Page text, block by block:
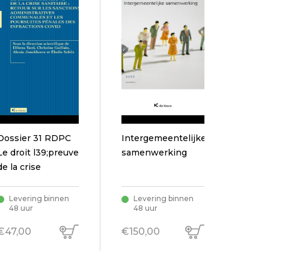
31 RDPC
droit l39;preuve
la crise
Levering binnen
48 uur
Intergemeentelijke
samenwerking
Levering binnen
48 uur
€150,00